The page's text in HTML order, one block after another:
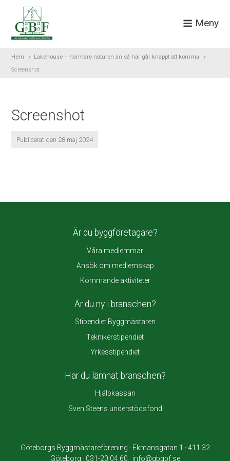
Meny
Hem
Lakehouse – närmare naturen än så här går knappt att komma
Screenshot
Screenshot
Publicerat den 28 maj 2024
Är du byggföretagare?
Våra medlemmar
Ansök om medlemskap
Kommande aktiviteter
Är du ny i branschen?
Stipendiet Byggmästaren
Teknikerstipendiet
Yrkesstipendiet
Har du lämnat branschen?
Hjälpkassan
Sven Steens understödsfond
Göteborgs Byggmästareförening · Ekmansgatan 1 · 411 32
Göteborg · 031-20 04 60 · info@gbgbf.se